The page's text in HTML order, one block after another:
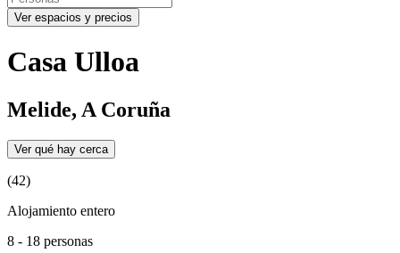
Ver espacios y precios
Casa Ulloa
Melide, A Coruña
Ver qué hay cerca
(42)
Alojamiento entero
8 - 18 personas